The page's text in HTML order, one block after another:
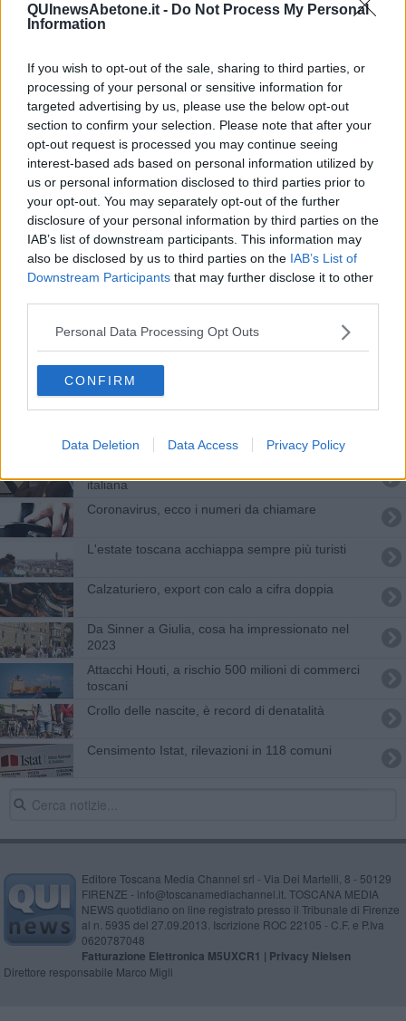
QUInewsAbetone.it - Do Not Process My Personal
Information
If you wish to opt-out of the sale, sharing to third parties, or
processing of your personal or sensitive information for
targeted advertising by us, please use the below opt-out
section to confirm your selection. Please note that after your
opt-out request is processed you may continue seeing
interest-based ads based on personal information utilized by
us or personal information disclosed to third parties prior to
your opt-out. You may separately opt-out of the further
disclosure of your personal information by third parties on the
IAB’s list of downstream participants. This information may
also be disclosed by us to third parties on the IAB’s List of
Downstream Participants that may further disclose it to other
Personal Data Processing Opt Outs
CONFIRM
Data Deletion Data Access Privacy Policy
Stranieri conquistati dal cibo toscano, export da
Immigrazione, in Toscana l'11% dei residenti è
straniero
Carrello della spesa, i cibi più pericolosi per la
salute
Export, il farmaceutico vola e la moda cede
terreno
Intercultura, borsa di studio all'estero per 86
studenti toscani
Crescono export e turismo ma la moda ha il
segno meno
Ugo Nespolo: tutti i colori del mondo
Asl e Hangzhou insieme per la sicurezza
Mercato auto in difficoltà ma arrivano i primi
segnali incoraggianti
Liricità e religiosità nella pittura di Elio De Luca
italiana
Coronavirus, ecco i numeri da chiamare
L'estate toscana acchiappa sempre più turisti
Calzaturiero, export con calo a cifra doppia
Da Sinner a Giulia, cosa ha impressionato nel
2023
Attacchi Houti, a rischio 500 milioni di commerci
toscani
Crollo delle nascite, è record di denatalità
Censimento Istat, rilevazioni in 118 comuni
Editore Toscana Media Channel srl - Via Dei Martelli, 8 - 50129
FIRENZE - info@toscanamediachannel.it. TOSCANA MEDIA
NEWS quotidiano on line registrato presso il Tribunale di Firenze
al n. 5935 del 27.09.2013. Iscrizione ROC 22105 - C.F. e P.Iva
0620787048
Fatturazione Elettronica M5UXCR1 | Privacy Nielsen
Direttore responsabile Marco Migli